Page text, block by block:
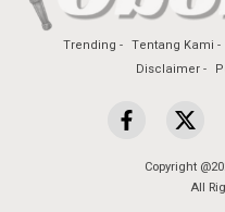
Trending Tentang Kami
Disclaimer
Copyright
All